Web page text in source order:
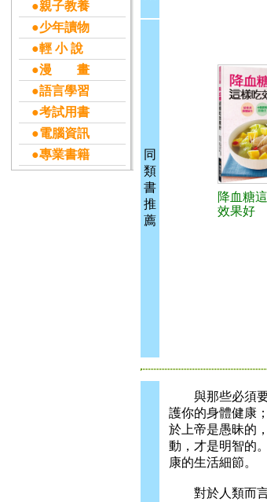
●親子教養
●少年讀物
●輕 小 說
●漫 畫
●語言學習
●考試用書
●電腦資訊
●專業書籍
同
類
書
推
薦
降血糖
效果好
與那些必須要
護你的身體健康
於上帝是愚昧的
動，才是明智的
康的生活細節。
對於人類而言